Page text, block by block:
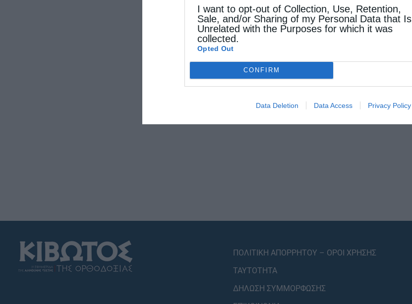
I want to opt-out of Collection, Use, Retention,
Sale, and/or Sharing of my Personal Data that Is
Unrelated with the Purposes for which it was
collected.
Opted Out
CONFIRM
Data Deletion Data Access Privacy Policy
ΠΟΛΙΤΙΚΗ ΑΠΟΡΡΗΤΟΥ – ΟΡΟΙ ΧΡΗΣΗΣ
ΤΑΥΤΟΤΗΤΑ
ΔΗΛΩΣΗ ΣΥΜΜΟΡΦΩΣΗΣ